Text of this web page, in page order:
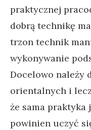
praktycznej
dobrą technikę
trzon technik
wykonywanie
Docelowo należy
orientalnych i
że sama praktyka
powinien uczyć